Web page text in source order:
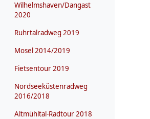
Wilhelmshaven/Dangast
2020
Ruhrtalradweg 2019
Mosel 2014/2019
Fietsentour 2019
Nordseeküstenradweg
2016/2018
Altmühltal-Radtour 2018